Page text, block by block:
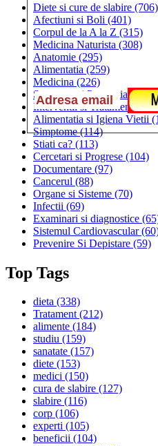
Diete si cure de slabire (706)
Afectiuni si Boli (401)
Corpul de la A la Z (315)
Medicina Naturista (308)
Anatomie (295)
Alimentatia (259)
Medicina (226)
Sanatatea si Preventia(170)
Interventii si Tratamente
Alimentatia si Igiena Vietii
Simptome(114)
Stiati ca? (113)
Cercetari si Progrese (104)
Documentare (97)
Cancerul (88)
Organe si Sisteme (70)
Infectii (69)
Examinari si diagnostice
Sistemul Cardiovascular
Prevenire Si Depistare (59)
Top Tags
dieta (338)
Tratament(212)
alimente (184)
studiu (159)
sanatate (157)
diete (153)
medici (150)
cura de slabire (127)
slabire (116)
corp (106)
experti (105)
beneficii (104)